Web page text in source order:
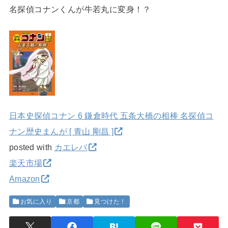
名探偵コナンくんが牛若丸に変身！？
日本史探偵コナン 6 鎌倉時代 五条大橋の相棒 名探偵コ
ナン歴史まんが [ 青山 剛昌 ]
posted with カエレバ
楽天市場
Amazon
お気に入り 京都 見つけた！